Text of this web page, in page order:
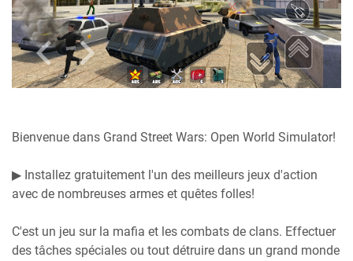
Bienvenue dans Grand Street Wars: Open World Simulator!
▶ Installez gratuitement l'un des meilleurs jeux d'action
avec de nombreuses armes et quêtes folles!
C'est un jeu sur la mafia et les combats de clans. Effectuer
des tâches spéciales ou tout détruire dans un grand monde